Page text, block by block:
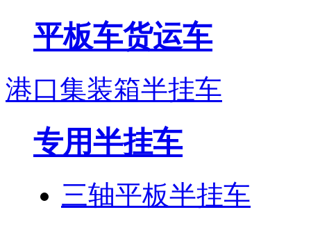
平板车货运车
港口集装箱半挂车
专用半挂车
三轴平板半挂车